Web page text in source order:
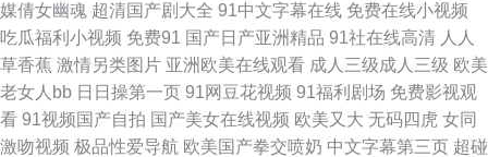
在线拍 日韩在线永久免费播 成全电影大全在线播放 人人澡亚洲精品在线 俺
去也色网 欧美日韩亚洲精品成人 80s电影电影网站官网 九一破解版 亚洲成
色9 国产精品精品久 日韩免费乱轮网站 超碰97人妻 日本大胆欧美人术艺术
媒倩女幽魂 超清国产剧大全 91中文字幕在线 免费在线小视频
吃瓜福利小视频 免费91 国产日产亚洲精品 91社在线高清 人人
草香蕉 激情另类图片 亚洲欧美在线观看 成人三级成人三级 欧美
老女人bb 日日操第一页 91网豆花视频 91福利剧场 免费影视观
看 91视频国产自拍 国产美女在线视频 欧美又大 无码四虎 女同
激吻视频 极品性爱导航 欧美国产拳交喷奶 中文字幕第三页 超碰